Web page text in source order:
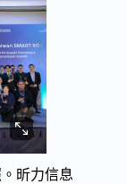
昕力信息